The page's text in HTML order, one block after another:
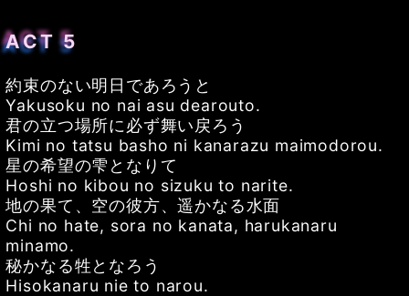
ACT 5
約束のない明日であろうと
Yakusoku no nai asu dearouto.
君の立つ場所に必ず舞い戻ろう
Kimi no tatsu basho ni kanarazu maimodorou.
星の希望の雫となりて
Hoshi no kibou no sizuku to narite.
地の果て、空の彼方、遥かなる水面
Chi no hate, sora no kanata, harukanaru
minamo.
秘かなる牲となろう
Hisokanaru nie to narou.